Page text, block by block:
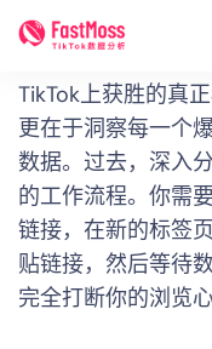
于创作者、营销人
TikTok上获胜的真
更在于洞察每一个
数据。过去，深入
的工作流程。你需
链接，在新的标签
贴链接，然后等待
完全打断你的浏览心